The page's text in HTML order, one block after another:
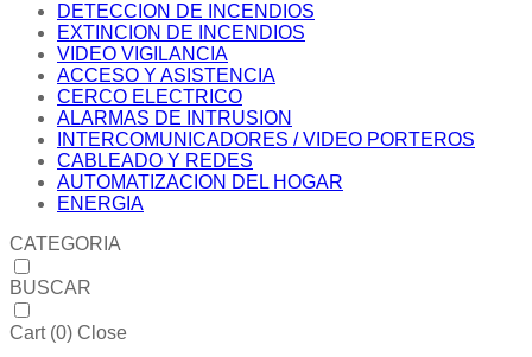
DETECCION DE INCENDIOS
EXTINCION DE INCENDIOS
VIDEO VIGILANCIA
ACCESO Y ASISTENCIA
CERCO ELECTRICO
ALARMAS DE INTRUSION
INTERCOMUNICADORES / VIDEO PORTEROS
CABLEADO Y REDES
AUTOMATIZACION DEL HOGAR
ENERGIA
CATEGORIA
BUSCAR
Cart (0) Close